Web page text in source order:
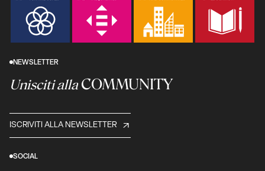
NEWSLETTER
Unisciti allaCOMMUNITY
ISCRIVITI ALLA NEWSLETTER
SOCIAL